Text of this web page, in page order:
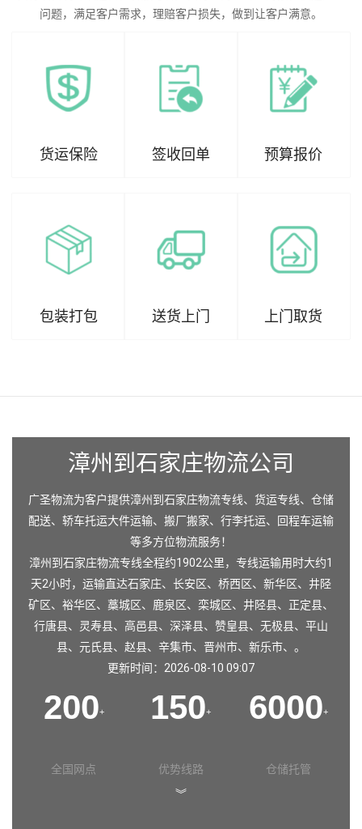
问题，满足客户需求，理赔客户损失，做到让客户满意。
货运保险 签收回单 预算报价
包装打包 送货上门 上门取货
漳州到石家庄物流公司
广圣物流为客户提供漳州到石家庄物流专线、货运专线、仓储
配送、轿车托运大件运输、搬厂搬家、行李托运、回程车运输
等多方位物流服务！
漳州到石家庄物流专线全程约1902公里，专线运输用时大约1
天2小时，运输直达石家庄、 长安区、 桥西区、 新华区、 井陉
矿区、 裕华区、 藁城区、 鹿泉区、 栾城区、 井陉县、 正定县、
行唐县、 灵寿县、 高邑县、 深泽县、 赞皇县、 无极县、 平山
县、 元氏县、 赵县、 辛集市、 晋州市、 新乐市、。
更新时间：2026-08-10 09:07
200+
全国网点
150+
优势线路
6000+
仓储托管
︾